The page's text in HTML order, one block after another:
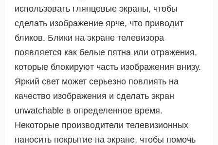
использовать глянцевые экраны, чтобы
сделать изображение ярче, что приводит
бликов. Блики на экране телевизора
появляется как белые пятна или отражения,
которые блокируют часть изображения внизу.
Яркий свет может серьезно повлиять на
качество изображения и сделать экран
unwatchable в определенное время.
Некоторые производители телевизионных
наносить покрытие на экране, чтобы помочь